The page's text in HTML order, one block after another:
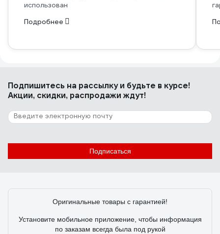
использован
Подробнее
Подпишитесь на рассылкуи будьте в курсе!
Акции, скидки, распродажи ждут!
Подписаться
Оригинальные товары с гарантией!
Установите мобильное приложение, чтобы информация
по заказам всегда была под рукой